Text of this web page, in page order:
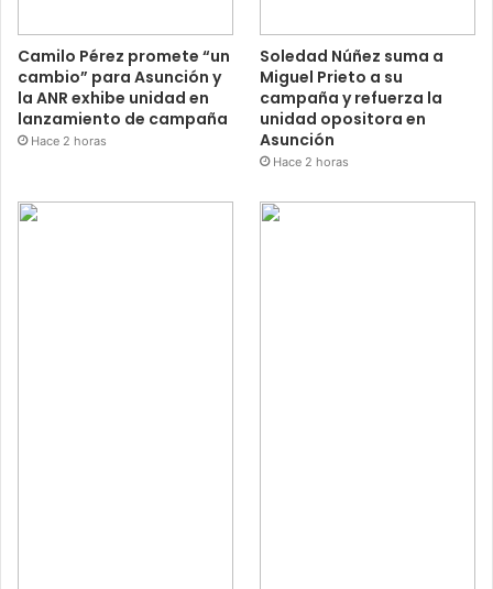
Camilo Pérez promete “un
cambio” para Asunción y
la ANR exhibe unidad en
lanzamiento de campaña
Hace 2 horas
Soledad Núñez suma a
Miguel Prieto a su
campaña y refuerza la
unidad opositora en
Asunción
Hace 2 horas